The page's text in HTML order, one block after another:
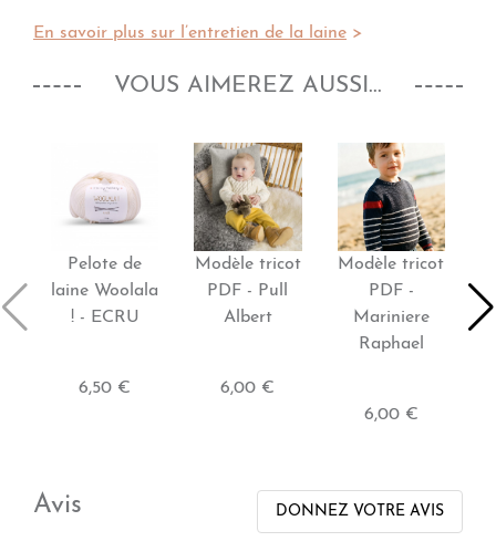
En savoir plus sur l’entretien de la laine >
VOUS AIMEREZ AUSSI...
Pelote de
laine Woolala
! - ECRU
6,50 €
Modèle tricot
PDF - Pull
Albert
6,00 €
Modèle tricot
PDF -
Mariniere
Raphael
6,00 €
Avis DONNEZ VOTRE AVIS